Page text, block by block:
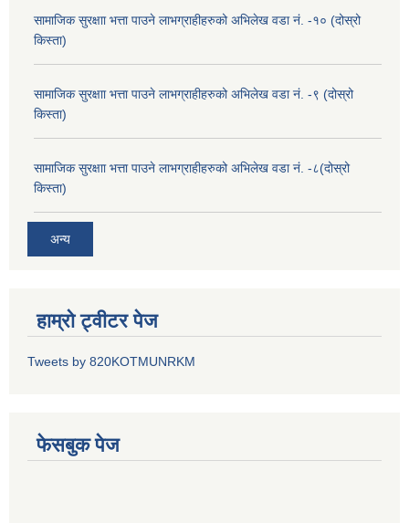
सामाजिक सुरक्षाा भत्ता पाउने लाभग्राहीहरुको अभिलेख वडा नं. -१० (दोस्रो
किस्ता)
सामाजिक सुरक्षाा भत्ता पाउने लाभग्राहीहरुको अभिलेख वडा नं. -९ (दोस्रो
किस्ता)
सामाजिक सुरक्षाा भत्ता पाउने लाभग्राहीहरुको अभिलेख वडा नं. -८(दोस्रो
किस्ता)
अन्य
हाम्रो ट्वीटर पेज
Tweets by 820KOTMUNRKM
फेसबुक पेज